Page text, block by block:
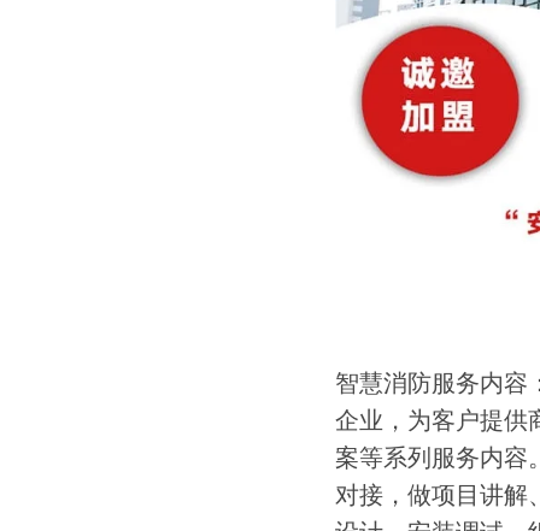
智慧消防服务内容
企业，为客户提供
案等系列服务内容
对接，做项目讲解